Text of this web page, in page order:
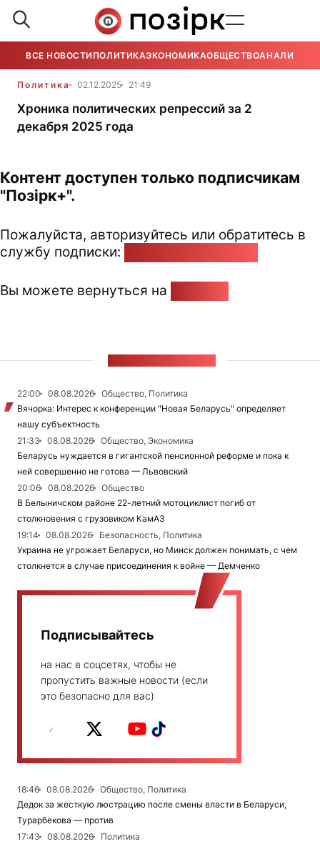
ВСЕ НОВОСТИ ПОЛИТИКАЭКОНОМИКАОБЩЕСТВОАНАЛИТИКА
Политика 02.12.2025 21:49
Хроника политических репрессий за 2
декабря 2025 года
Контент доступен только подписчикам
"Позірк+".
Пожалуйста, авторизуйтесь или обратитесь в
службу подписки:
Вы можете вернуться на
22:00 08.08.2026
Общество, Политика
Вячорка: Интерес к конференции "Новая Беларусь" определяет
нашу субъектность
21:33
08.08.2026
Общество, Экономика
Беларусь нуждается в гигантской пенсионной реформе и пока к
ней совершенно не готова — Львовский
20:06
08.08.2026
Общество
В Белыничском районе 22-летний мотоциклист погиб от
столкновения с грузовиком КамАЗ
19:14
08.08.2026
Безопасность, Политика
Украина не угрожает Беларуси, но Минск должен понимать, с чем
столкнется в случае присоединения к войне — Демченко
Подписывайтесь
на нас в соцсетях, чтобы не
пропустить важные новости (если
это безопасно для вас)
18:46 08.08.2026
Общество, Политика
Дедок за жесткую люстрацию после смены власти в Беларуси,
Турарбекова — против
17:43
08.08.2026
Политика